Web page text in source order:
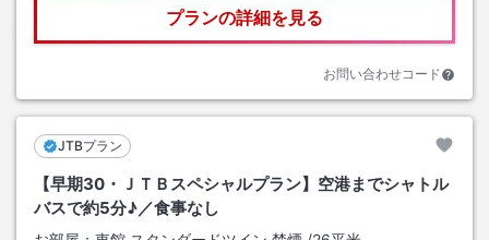
プランの詳細を見る
お問い合わせコード
JTBプラン
【早期30・ＪＴＢスペシャルプラン】空港までシャトル
バスで約5分♪／食事なし